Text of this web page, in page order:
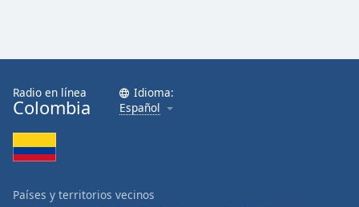
Radio en línea
Colombia
Idioma:
Español
Países y territorios vecinos